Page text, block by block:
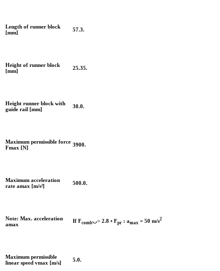
Length of runner block
[mm]
57.3.
Height of runner block
[mm]
25.35.
Height runner block with
guide rail [mm]
30.0.
Maximum permissible force
Fmax [N]
3900.
Maximum acceleration
rate amax [m/s²]
500.0.
Note: Max. acceleration
amax
If Fcomb◡> 2.8 • Fpr : amax = 50 m/s2
Maximum permissible
linear speed vmax [m/s]
5.0.